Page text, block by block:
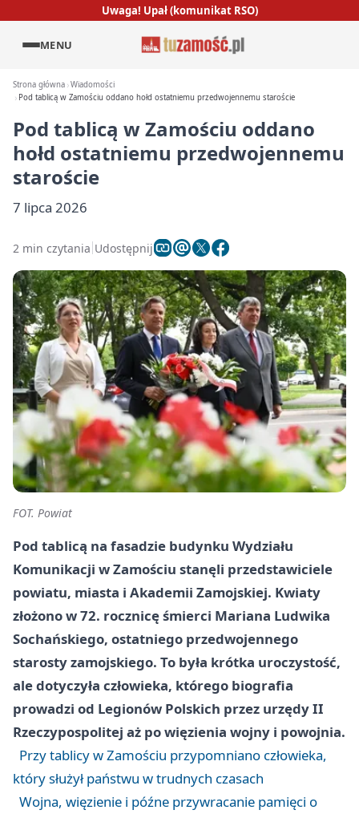
Uwaga! Upał (komunikat RSO)
MENU
Strona główna Wiadomości
Pod tablicą w Zamościu oddano hołd ostatniemu przedwojennemu staroście
Pod tablicą w Zamościu oddano
hołd ostatniemu przedwojennemu
staroście
7 lipca 2026
2 min czytania Udostępnij
FOT. Powiat
Pod tablicą na fasadzie budynku Wydziału
Komunikacji w Zamościu stanęli przedstawiciele
powiatu, miasta i Akademii Zamojskiej. Kwiaty
złożono w 72. rocznicę śmierci Mariana Ludwika
Sochańskiego, ostatniego przedwojennego
starosty zamojskiego. To była krótka uroczystość,
ale dotyczyła człowieka, którego biografia
prowadzi od Legionów Polskich przez urzędy II
Rzeczypospolitej aż po więzienia wojny i powojnia.
Przy tablicy w Zamościu przypomniano człowieka,
który służył państwu w trudnych czasach
Wojna, więzienie i późne przywracanie pamięci o